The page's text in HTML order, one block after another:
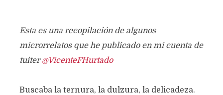
Esta es una recopilación de algunos
microrrelatos que he publicado en mi cuenta de
tuiter@VicenteFHurtado
Buscaba la ternura, la dulzura, la delicadeza.